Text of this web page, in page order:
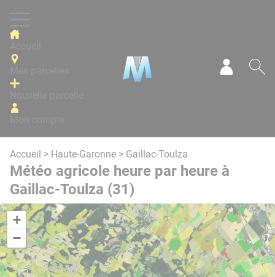
Accueil > Haute-Garonne > Gaillac-Toulza
Météo agricole heure par heure à
Gaillac-Toulza (31)
+
−